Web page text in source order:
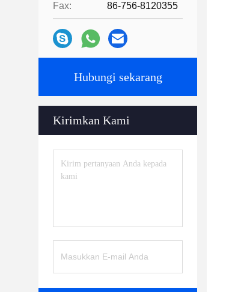
Fax: 86-756-8120355
Hubungi sekarang
Kirimkan Kami